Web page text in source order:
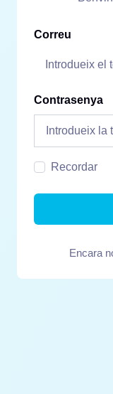
Correu
Contrasenya
Recordar
Encara